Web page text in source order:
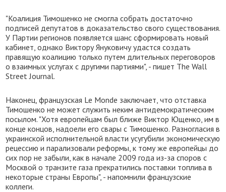
"Коалиция Тимошенко не смогла собрать достаточно
подписей депутатов в доказательство свого существования.
У Партии регионов появляется шанс сформировать новый
кабинет, однако Виктору Януковичу удастся создать
правящую коалицию только путем длительных переговоров
о взаимных услугах с другими партиями", - пишет The Wall
Street Journal.
Наконец, французская Le Monde заключает, что отставка
Тимошенко не может служить неким антидемократическим
посылом. "Хотя европейцам был ближе Виктор Ющенко, им в
конце концов, надоели его свары с Тимошенко. Разногласия в
украинской исполнительной власти усугубили экономическую
рецессию и парализовали реформы, к тому же европейцы до
сих пор не забыли, как в начале 2009 года из-за споров с
Москвой о транзите газа прекратились поставки топлива в
некоторые страны Европы", - напомнили французские
коллеги.